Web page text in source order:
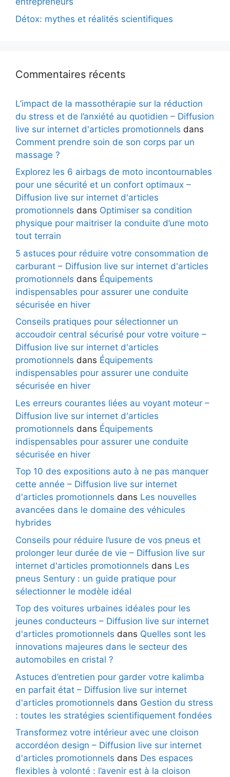
Détox: mythes et réalités scientifiques
Commentaires récents
L’impact de la massothérapie sur la réduction
du stress et de l’anxiété au quotidien – Diffusion
live sur internet d'articles promotionnels dans
Comment prendre soin de son corps par un
massage ?
Explorez les 6 airbags de moto incontournables
pour une sécurité et un confort optimaux –
Diffusion live sur internet d'articles
promotionnels dans Optimiser sa condition
physique pour maitriser la conduite d’une moto
tout terrain
5 astuces pour réduire votre consommation de
carburant – Diffusion live sur internet d'articles
promotionnels dans Équipements
indispensables pour assurer une conduite
sécurisée en hiver
Conseils pratiques pour sélectionner un
accoudoir central sécurisé pour votre voiture –
Diffusion live sur internet d'articles
promotionnels dans Équipements
indispensables pour assurer une conduite
sécurisée en hiver
Les erreurs courantes liées au voyant moteur –
Diffusion live sur internet d'articles
promotionnels dans Équipements
indispensables pour assurer une conduite
sécurisée en hiver
Top 10 des expositions auto à ne pas manquer
cette année – Diffusion live sur internet
d'articles promotionnels dans Les nouvelles
avancées dans le domaine des véhicules
hybrides
Conseils pour réduire l’usure de vos pneus et
prolonger leur durée de vie – Diffusion live sur
internet d'articles promotionnels dans Les
pneus Sentury : un guide pratique pour
sélectionner le modèle idéal
Top des voitures urbaines idéales pour les
jeunes conducteurs – Diffusion live sur internet
d'articles promotionnels dans Quelles sont les
innovations majeures dans le secteur des
automobiles en cristal ?
Astuces d’entretien pour garder votre kalimba
en parfait état – Diffusion live sur internet
d'articles promotionnels dans Gestion du stress
: toutes les stratégies scientifiquement fondées
Transformez votre intérieur avec une cloison
accordéon design – Diffusion live sur internet
d'articles promotionnels dans Des espaces
flexibles à volonté : l’avenir est à la cloison